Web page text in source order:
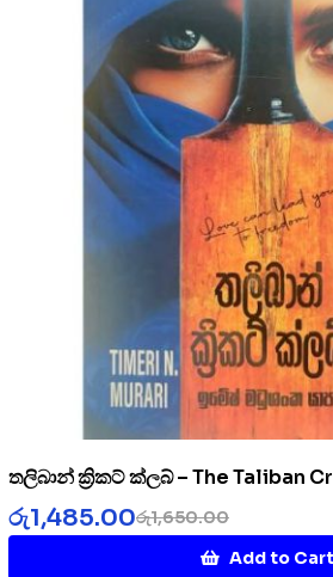
තලිබාන් ක්‍රිකට් ක්ලබ් – The Taliban
රු1,650.00
රු1,485.00
Add to Cart